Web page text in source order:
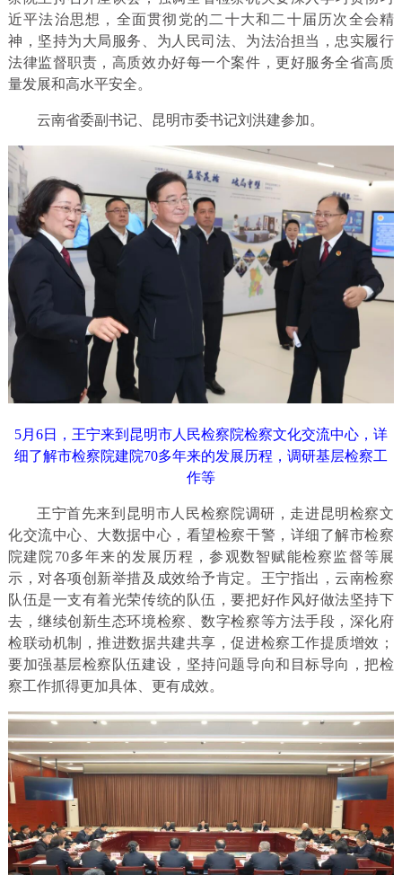
近平法治思想，全面贯彻党的二十大和二十届历次全会精
神，坚持为大局服务、为人民司法、为法治担当，忠实履行
法律监督职责，高质效办好每一个案件，更好服务全省高质
量发展和高水平安全。
云南省委副书记、昆明市委书记刘洪建参加。
5月6日，王宁来到昆明市人民检察院检察文化交流中心，详
细了解市检察院建院70多年来的发展历程，调研基层检察工
作等
王宁首先来到昆明市人民检察院调研，走进昆明检察文
化交流中心、大数据中心，看望检察干警，详细了解市检察
院建院70多年来的发展历程，参观数智赋能检察监督等展
示，对各项创新举措及成效给予肯定。王宁指出，云南检察
队伍是一支有着光荣传统的队伍，要把好作风好做法坚持下
去，继续创新生态环境检察、数字检察等方法手段，深化府
检联动机制，推进数据共建共享，促进检察工作提质增效；
要加强基层检察队伍建设，坚持问题导向和目标导向，把检
察工作抓得更加具体、更有成效。